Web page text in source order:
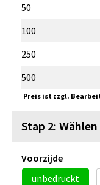
50
100
250
500
Preis ist zzgl.
Stap 2:
Voorzijde
unbedruckt